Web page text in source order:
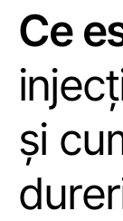
Ce
și